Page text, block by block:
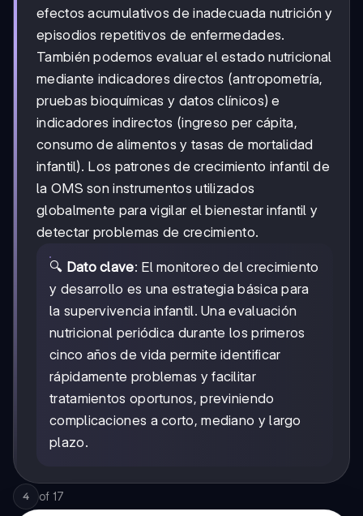
efectos acumulativos de inadecuada nutrición y
episodios repetitivos de enfermedades.
También podemos evaluar el estado nutricional
mediante indicadores directos (antropometría,
pruebas bioquímicas y datos clínicos) e
indicadores indirectos (ingreso per cápita,
consumo de alimentos y tasas de mortalidad
infantil). Los patrones de crecimiento infantil de
la OMS son instrumentos utilizados
globalmente para vigilar el bienestar infantil y
detectar problemas de crecimiento.
🔍 Dato clave: El monitoreo del crecimiento
y desarrollo es una estrategia básica para
la supervivencia infantil. Una evaluación
nutricional periódica durante los primeros
cinco años de vida permite identificar
rápidamente problemas y facilitar
tratamientos oportunos, previniendo
complicaciones a corto, mediano y largo
plazo.
4 of 17